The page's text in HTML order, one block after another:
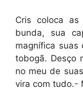
Cris coloca
bunda, sua
magnífica suas
tobogã. Desço
no meu de
vira com tudo.-